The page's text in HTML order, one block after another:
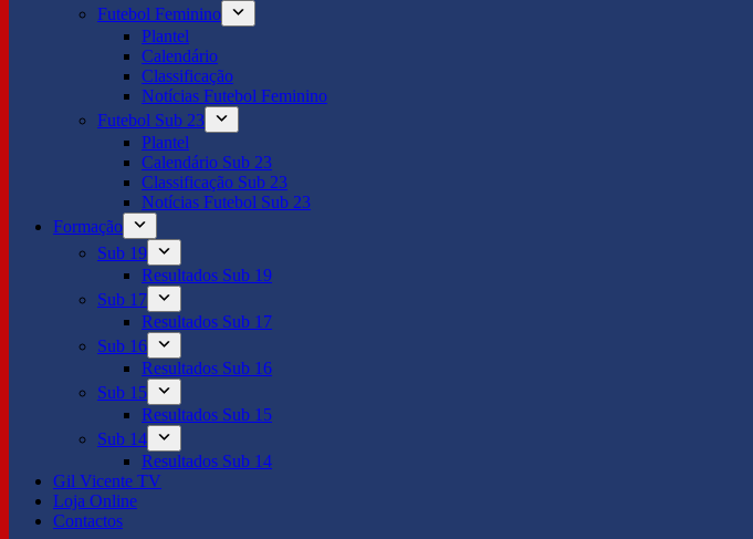
Futebol Feminino
Plantel
Calendário
Classificação
Notícias Futebol Feminino
Futebol Sub 23
Plantel
Calendário Sub 23
Classificação Sub 23
Notícias Futebol Sub 23
Formação
Sub 19
Resultados Sub 19
Sub 17
Resultados Sub 17
Sub 16
Resultados Sub 16
Sub 15
Resultados Sub 15
Sub 14
Resultados Sub 14
Gil Vicente TV
Loja Online
Contactos